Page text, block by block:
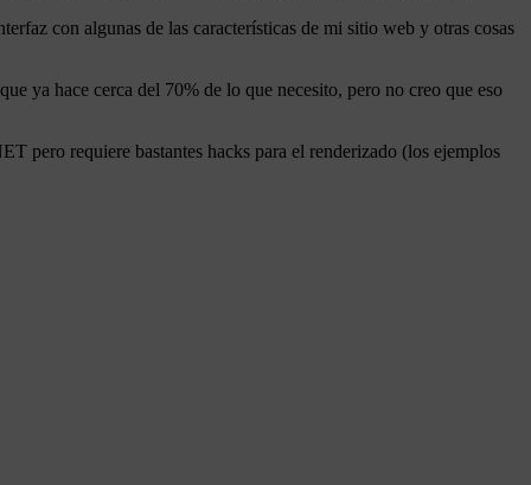
con algunas de las características de mi sitio web y otras cosas
ya hace cerca del 70% de lo que necesito, pero no creo que eso
pero requiere bastantes hacks para el renderizado (los ejemplos